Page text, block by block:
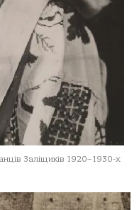
Заліщиків 1920–1930-х